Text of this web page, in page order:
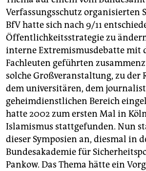
Verfassungsschutz organisierten
BfV hatte sich nach 9/11
Öffentlichkeitsstrategie zu
interne Extremismusdebatte mit
Fachleuten geführten
solche Großveranstaltung, zu der
dem universitären, dem
geheimdienstlichen Bereich
hatte 2002 zum ersten Mal in
Islamismus stattgefunden. Nun
dieser Symposien an, diesmal in
Bundesakademie für
Pankow. Das Thema hätte ein